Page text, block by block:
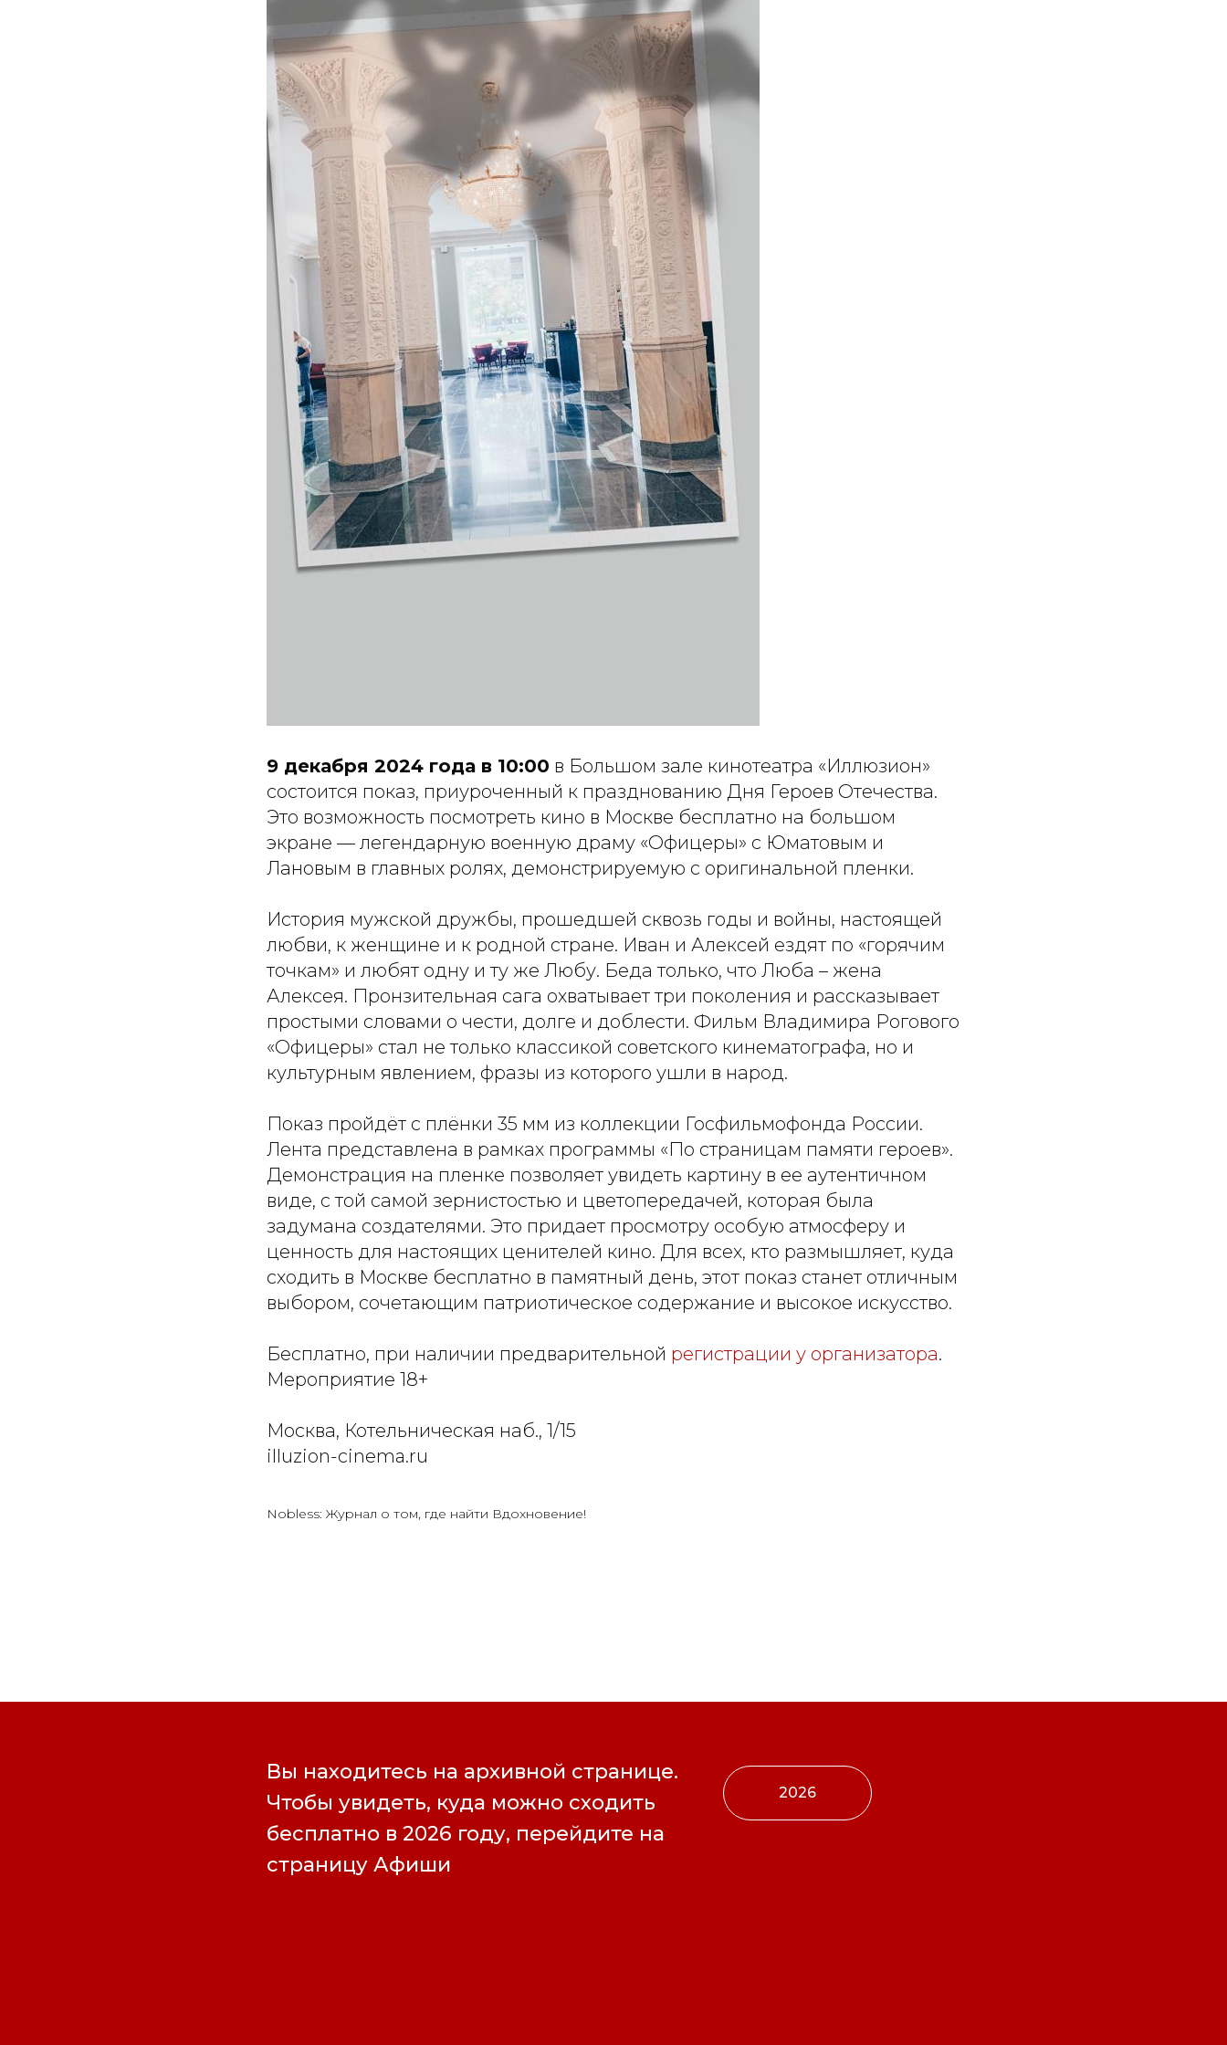
9 декабря 2024 года в 10:00 в Большом зале кинотеатра «Иллюзион»
состоится показ, приуроченный к празднованию Дня Героев Отечества.
Это возможность посмотреть кино в Москве бесплатно на большом
экране — легендарную военную драму «Офицеры» с Юматовым и
Лановым в главных ролях, демонстрируемую с оригинальной пленки.
История мужской дружбы, прошедшей сквозь годы и войны, настоящей
любви, к женщине и к родной стране. Иван и Алексей ездят по «горячим
точкам» и любят одну и ту же Любу. Беда только, что Люба – жена
Алексея. Пронзительная сага охватывает три поколения и рассказывает
простыми словами о чести, долге и доблести. Фильм Владимира Рогового
«Офицеры» стал не только классикой советского кинематографа, но и
культурным явлением, фразы из которого ушли в народ.
Показ пройдёт с плёнки 35 мм из коллекции Госфильмофонда России.
Лента представлена в рамках программы «По страницам памяти героев».
Демонстрация на пленке позволяет увидеть картину в ее аутентичном
виде, с той самой зернистостью и цветопередачей, которая была
задумана создателями. Это придает просмотру особую атмосферу и
ценность для настоящих ценителей кино. Для всех, кто размышляет, куда
сходить в Москве бесплатно в памятный день, этот показ станет отличным
выбором, сочетающим патриотическое содержание и высокое искусство.
Бесплатно, при наличии предварительной регистрации у организатора.
Мероприятие 18+
Москва, Котельническая наб., 1/15
illuzion-cinema.ru
Nobless: Журнал о том, где найти Вдохновение!
Вы находитесь на архивной странице.
Чтобы увидеть, куда можно сходить
бесплатно в 2026 году, перейдите на
страницу Афиши
2026